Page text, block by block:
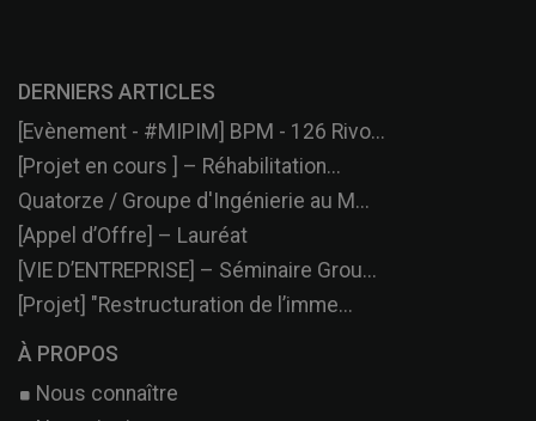
DERNIERS ARTICLES
[Evènement - #MIPIM] BPM - 126 Rivo...
[Projet en cours ] – Réhabilitation...
Quatorze / Groupe d'Ingénierie au M...
[Appel d’Offre] – Lauréat
[VIE D’ENTREPRISE] – Séminaire Grou...
[Projet] "Restructuration de l’imme...
À PROPOS
Nous connaître